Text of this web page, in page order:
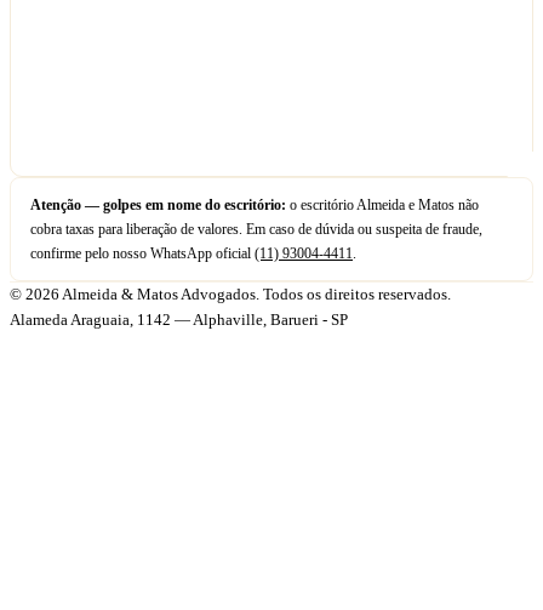
Atenção — golpes em nome do escritório: o escritório Almeida e Matos não
cobra taxas para liberação de valores. Em caso de dúvida ou suspeita de fraude,
confirme pelo nosso WhatsApp oficial (11) 93004-4411.
© 2026 Almeida & Matos Advogados. Todos os direitos reservados.
Alameda Araguaia, 1142 — Alphaville, Barueri - SP